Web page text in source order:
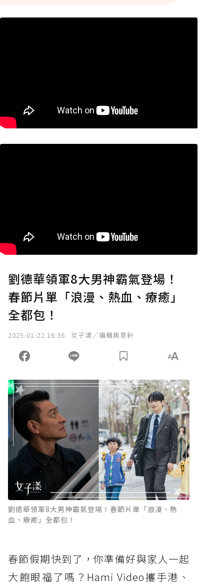
劉德華領軍8大男神霸氣登場！
春節片單「浪漫、熱血、療癒」
全都包！
2025-01-22 16:36 女子漾／編輯周意軒
劉德華領軍8大男神霸氣登場！春節片單「浪漫、熱
血、療癒」全都包！
春節假期快到了，你準備好與家人一起
大飽眼福了嗎？Hami Video攜手港、